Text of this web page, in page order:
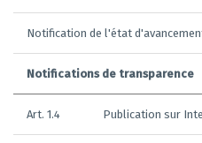
Notification de l'état
Notifications de transparence
Art. 1.4 Publication sur